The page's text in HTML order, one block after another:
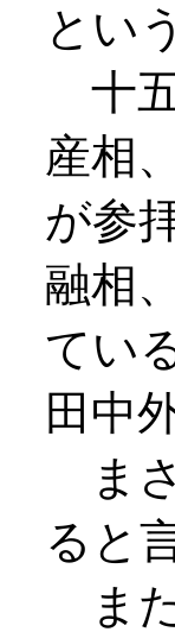
とい
十
産相
が参
融相
てい
田中
ま
ると
ま